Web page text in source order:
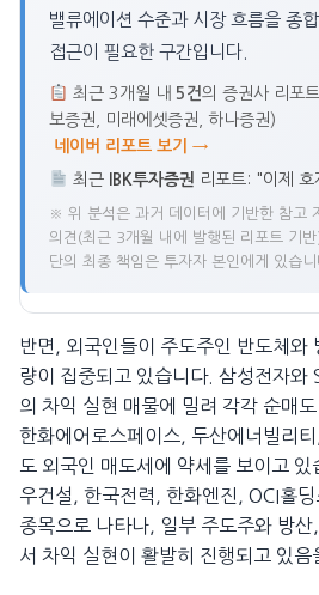
밸류에이션 수준과 시장 흐름을 종
접근이 필요한 구간입니다.
최근 3개월 내 5건의 증권사 리포
보증권, 미래에셋증권, 하나증권)
네이버 리포트 보기 →
최근
IBK투자증권 리포트: "이제
※ 위 분석은 과거 데이터에 기반한 참고
의견(최근 3개월 내에 발행된 리포트 기
단의 최종 책임은 투자자 본인에게 있습니
반면, 외국인들이 주도주인 반도체와
량이 집중되고 있습니다. 삼성전자와
의 차익 실현 매물에 밀려 각각 순매
한화에어로스페이스, 두산에너빌리
도 외국인 매도세에 약세를 보이고
우건설, 한국전력, 한화엔진, OCI홀
종목으로 나타나, 일부 주도주와 방산
서 차익 실현이 활발히 진행되고 있음